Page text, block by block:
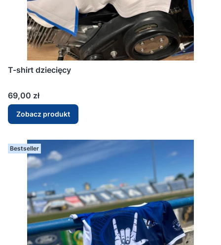
T-shirt dziecięcy
Cena
69,00 zł
Zobacz produkt
Bestseller